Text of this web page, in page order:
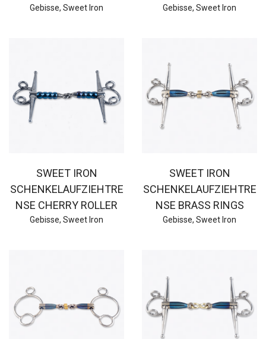
Gebisse, Sweet Iron Gebisse, Sweet Iron
SWEET IRON
SCHENKELAUFZIEHTRE
NSE CHERRY ROLLER
Gebisse, Sweet Iron
SWEET IRON
SCHENKELAUFZIEHTRE
NSE BRASS RINGS
Gebisse, Sweet Iron